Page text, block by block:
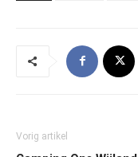
Vorig artikel